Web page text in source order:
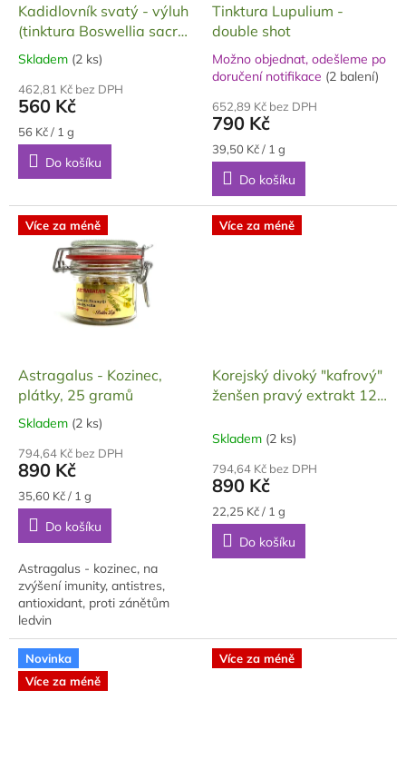
ů
Kadidlovník svatý - výluh
(tinktura Boswellia sacra)
- dvojitá síla (double
shot), 10 ml
Průměrné
produktu
je
5,0
z
hvězdiček.
Skladem (2 ks)
462,81 Kč bez DPH
560 Kč
Měrná
cena:
56 Kč / 1 g
Do košíku
Tinktura Lupulium -
double shot
Průměrné
produktu
je
z
Možno objednat, odešleme po
doručení notifikace (2 balení)
652,89 Kč bez DPH
790 Kč
Měrná
cena:
39,50 Kč / 1 g
Do košíku
Více za méně
Astragalus - Kozinec,
plátky, 25 gramů
Průměrné
produktu
je
5,0
z
hvězdiček.
Skladem (2 ks)
794,64 Kč bez DPH
890 Kč
Měrná
cena:
35,60 Kč / 1 g
Do košíku
Astragalus - kozinec, na
zvýšení imunity, antistres,
antioxidant, proti zánětům
ledvin
Více za méně
Korejský divoký "kafrový"
ženšen pravý extrakt 120
Skladem (2 ks)
794,64 Kč bez DPH
890 Kč
Měrná
cena:
22,25 Kč / 1 g
Do košíku
Novinka
Více za méně
Více za méně